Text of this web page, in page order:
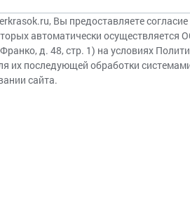
Вы предоставляете
автоматически
д. 48, стр. 1) на условиях
их последующей обработки
сайта.